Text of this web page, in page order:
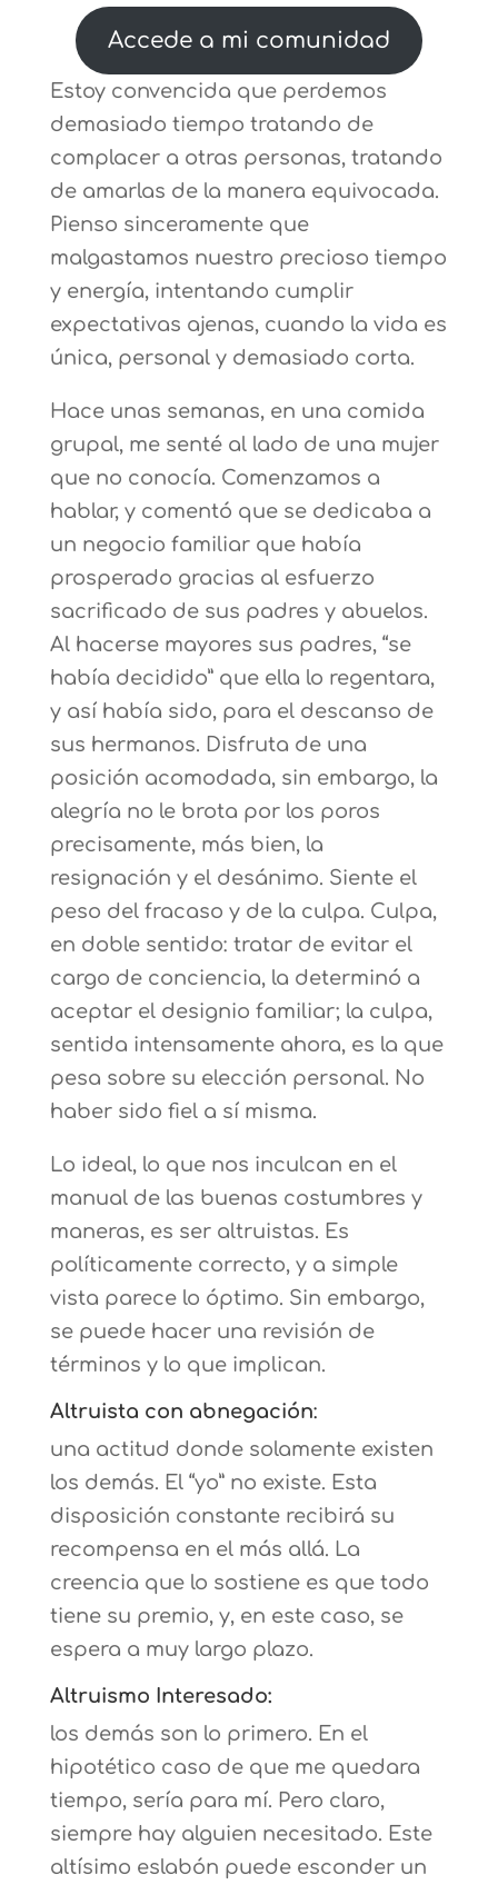
Accede a mi comunidad
Estoy convencida que perdemos
demasiado tiempo tratando de
complacer a otras personas, tratando
de amarlas de la manera equivocada.
Pienso sinceramente que
malgastamos nuestro precioso tiempo
y energía, intentando cumplir
expectativas ajenas, cuando la vida es
única, personal y demasiado corta.
Hace unas semanas, en una comida
grupal, me senté al lado de una mujer
que no conocía. Comenzamos a
hablar, y comentó que se dedicaba a
un negocio familiar que había
prosperado gracias al esfuerzo
sacrificado de sus padres y abuelos.
Al hacerse mayores sus padres, “se
había decidido” que ella lo regentara,
y así había sido, para el descanso de
sus hermanos. Disfruta de una
posición acomodada, sin embargo, la
alegría no le brota por los poros
precisamente, más bien, la
resignación y el desánimo. Siente el
peso del fracaso y de la culpa. Culpa,
en doble sentido: tratar de evitar el
cargo de conciencia, la determinó a
aceptar el designio familiar; la culpa,
sentida intensamente ahora, es la que
pesa sobre su elección personal. No
haber sido fiel a sí misma.
Lo ideal, lo que nos inculcan en el
manual de las buenas costumbres y
maneras, es ser altruistas. Es
políticamente correcto, y a simple
vista parece lo óptimo. Sin embargo,
se puede hacer una revisión de
términos y lo que implican.
Altruista con abnegación:
una actitud donde solamente existen
los demás. El “yo” no existe. Esta
disposición constante recibirá su
recompensa en el más allá. La
creencia que lo sostiene es que todo
tiene su premio, y, en este caso, se
espera a muy largo plazo.
Altruismo Interesado:
los demás son lo primero. En el
hipotético caso de que me quedara
tiempo, sería para mí. Pero claro,
siempre hay alguien necesitado. Este
altísimo eslabón puede esconder un